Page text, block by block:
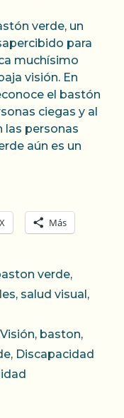
verde, un
para
muchísimo
visión. En
el bastón
ciegas y al
las personas
aún es un
X Más
verde,
, salud visual ,
, baston,
, Discapacidad